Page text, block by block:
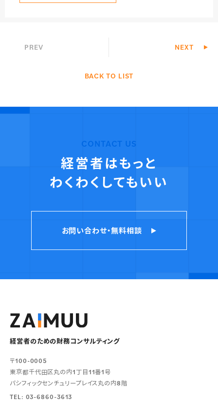
PREV NEXT
BACK TO LIST
CONTACT US
経営者はもっと
わくわくしてもいい
お問い合わせ・無料相談
経営者のための財務コンサルティング
〒100-0005
東京都千代田区丸の内1丁目11番1号
パシフィックセンチュリープレイス丸の内8階
TEL: 03-6860-3613